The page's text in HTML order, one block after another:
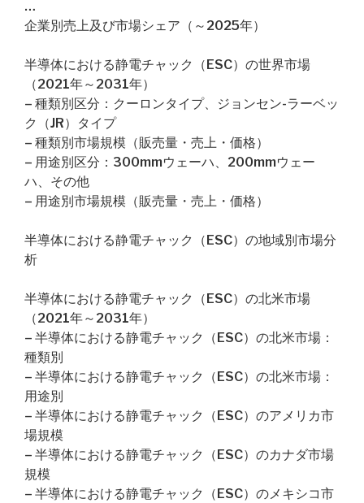
…
企業別売上及び市場シェア（～2025年）
半導体における静電チャック（ESC）の世界市場
（2021年～2031年）
– 種類別区分：クーロンタイプ、ジョンセン-ラーベッ
ク（JR）タイプ
– 種類別市場規模（販売量・売上・価格）
– 用途別区分：300mmウェーハ、200mmウェー
ハ、その他
– 用途別市場規模（販売量・売上・価格）
半導体における静電チャック（ESC）の地域別市場分
析
半導体における静電チャック（ESC）の北米市場
（2021年～2031年）
– 半導体における静電チャック（ESC）の北米市場：
種類別
– 半導体における静電チャック（ESC）の北米市場：
用途別
– 半導体における静電チャック（ESC）のアメリカ市
場規模
– 半導体における静電チャック（ESC）のカナダ市場
規模
– 半導体における静電チャック（ESC）のメキシコ市